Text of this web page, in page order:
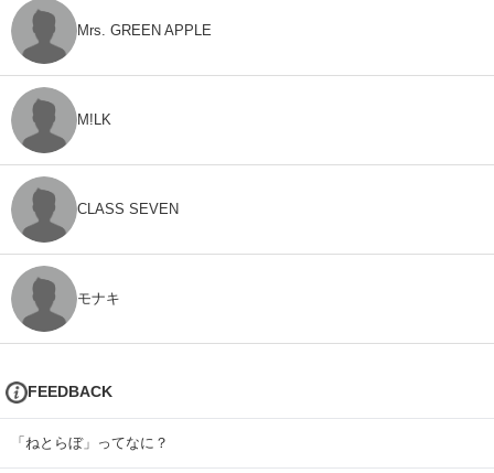
Mrs. GREEN APPLE
M!LK
CLASS SEVEN
モナキ
FEEDBACK
「ねとらぼ」ってなに？